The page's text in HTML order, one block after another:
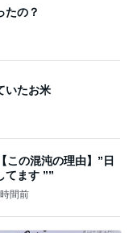
たの？
いたお米
この混沌の理由】”⽇
てます ””
間前